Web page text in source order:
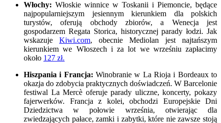
Włochy: Włoskie winnice w Toskanii i Piemoncie, będące
najpopularniejszym jesiennym kierunkiem dla polskich
turystów, oferują obchody zbiorów, a Wenecja jest
gospodarzem Regata Storica, historycznej parady łodzi. Jak
wskazuje Kiwi.com, obecnie Mediolan jest najtańszym
kierunkiem we Włoszech i za lot we wrześniu zapłacimy
około 127 zł.
Hiszpania i Francja: Winobranie w La Rioja i Bordeaux to
okazja do zdobycia praktycznych doświadczeń. W Barcelonie
festiwal La Mercè oferuje parady uliczne, koncerty, pokazy
fajerwerków. Francja z kolei, obchodzi Europejskie Dni
Dziedzictwa w połowie września, otwierając dla
zwiedzających pałace, zamki i zabytki, które nie zawsze stoją